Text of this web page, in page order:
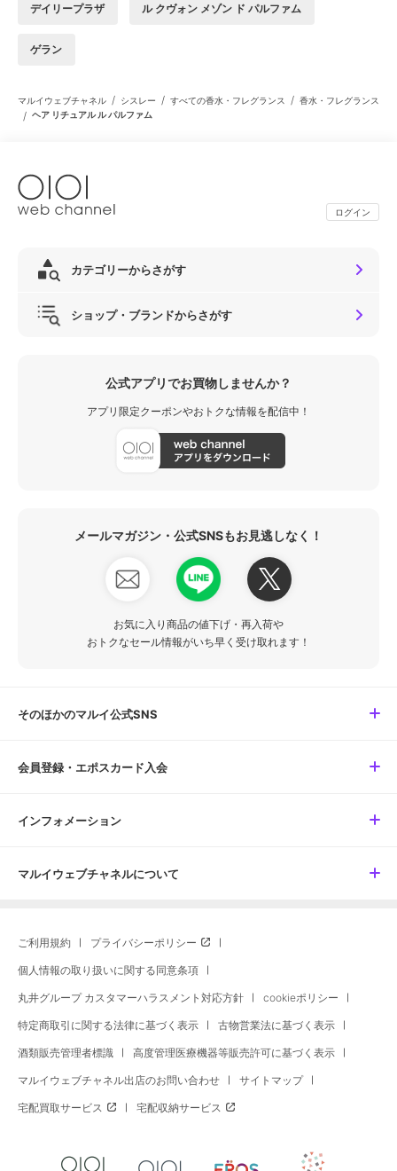
デイリープラザ ル クヴォン メゾン ド パルファム
ゲラン
マルイウェブチャネル / シスレー / すべての香水・フレグランス / 香水・フレグランス
/ ヘア リチュアル ル パルファム
ログイン
カテゴリーからさがす
ショップ・ブランドからさがす
公式アプリでお買物しませんか？
アプリ限定クーポンやおトクな情報を配信中！
メールマガジン・公式SNSもお見逃しなく！
お気に入り商品の値下げ・再入荷や
おトクなセール情報がいち早く受け取れます！
そのほかのマルイ公式SNS
会員登録・エポスカード入会
インフォメーション
マルイウェブチャネルについて
ご利用規約 プライバシーポリシー
個人情報の取り扱いに関する同意条項
丸井グループ カスタマーハラスメント対応方針 cookieポリシー
特定商取引に関する法律に基づく表示 古物営業法に基づく表示
酒類販売管理者標識 高度管理医療機器等販売許可に基づく表示
マルイウェブチャネル出店のお問い合わせ サイトマップ
宅配買取サービス 宅配収納サービス